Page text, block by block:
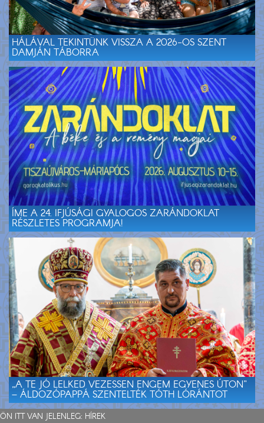
HÁLÁVAL TEKINTÜNK VISSZA A 2026-OS SZENT
DAMJÁN TÁBORRA
ÍME A 24. IFJÚSÁGI GYALOGOS ZARÁNDOKLAT
RÉSZLETES PROGRAMJA!
„A TE JÓ LELKED VEZESSEN ENGEM EGYENES ÚTON”
– ÁLDOZÓPAPPÁ SZENTELTÉK TÓTH LÓRÁNTOT
ÖN ITT VAN JELENLEG: HÍREK